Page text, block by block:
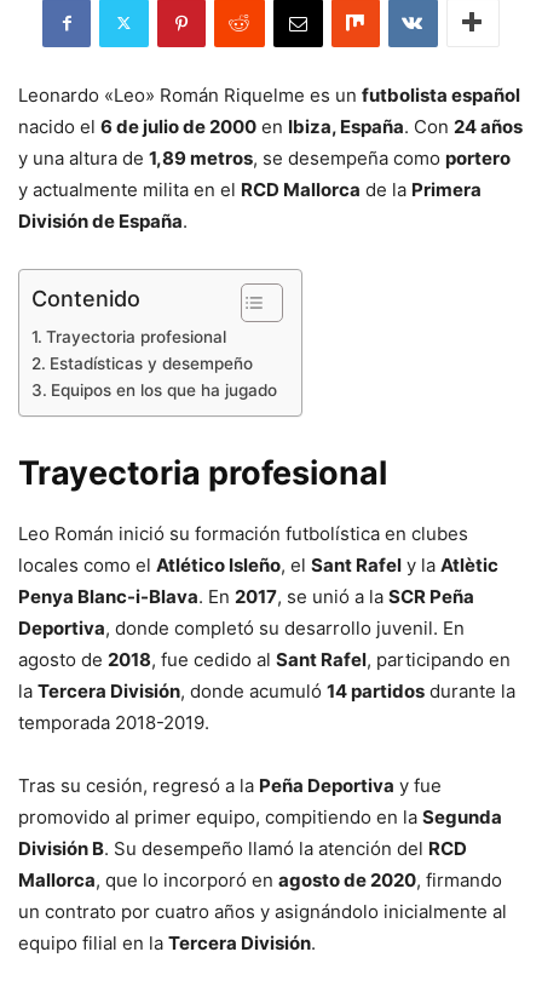
Leonardo «Leo» Román Riquelme es un futbolista español
nacido el 6 de julio de 2000 en Ibiza, España. Con 24 años
y una altura de 1,89 metros, se desempeña como portero
y actualmente milita en el RCD Mallorca de la Primera
División de España.
Contenido
Trayectoria profesional
Estadísticas y desempeño
Equipos en los que ha jugado
Trayectoria profesional
Leo Román inició su formación futbolística en clubes
locales como el Atlético Isleño, el Sant Rafel y la Atlètic
Penya Blanc-i-Blava. En 2017, se unió a la SCR Peña
Deportiva, donde completó su desarrollo juvenil. En
agosto de 2018, fue cedido al Sant Rafel, participando en
la Tercera División, donde acumuló 14 partidos durante la
temporada 2018-2019.
Tras su cesión, regresó a la Peña Deportiva y fue
promovido al primer equipo, compitiendo en la Segunda
División B. Su desempeño llamó la atención del RCD
Mallorca, que lo incorporó en agosto de 2020, firmando
un contrato por cuatro años y asignándolo inicialmente al
equipo filial en la Tercera División.